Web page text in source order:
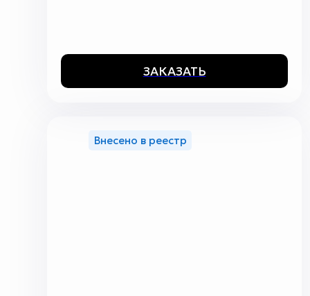
ЗАКАЗАТЬ
Внесено в реестр